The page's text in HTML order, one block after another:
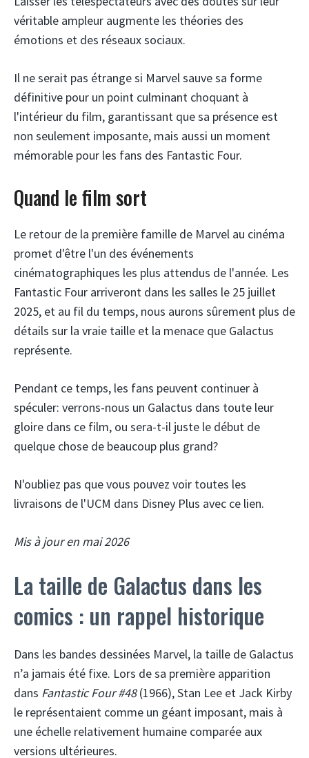
véritable ampleur augmente les théories des
émotions et des réseaux sociaux.
Il ne serait pas étrange si Marvel sauve sa forme
définitive pour un point culminant choquant à
l'intérieur du film, garantissant que sa présence est
non seulement imposante, mais aussi un moment
mémorable pour les fans des Fantastic Four.
Quand le film sort
Le retour de la première famille de Marvel au cinéma
promet d'être l'un des événements
cinématographiques les plus attendus de l'année. Les
Fantastic Four arriveront dans les salles le 25 juillet
2025, et au fil du temps, nous aurons sûrement plus de
détails sur la vraie taille et la menace que Galactus
représente.
Pendant ce temps, les fans peuvent continuer à
spéculer: verrons-nous un Galactus dans toute leur
gloire dans ce film, ou sera-t-il juste le début de
quelque chose de beaucoup plus grand?
N'oubliez pas que vous pouvez voir toutes les
livraisons de l'UCM dans Disney Plus avec ce lien.
Mis à jour en mai 2026
La taille de Galactus dans les
comics : un rappel historique
Dans les bandes dessinées Marvel, la taille de Galactus
n’a jamais été fixe. Lors de sa première apparition
dans Fantastic Four #48(1966), Stan Lee et Jack Kirby
le représentaient comme un géant imposant, mais à
une échelle relativement humaine comparée aux
versions ultérieures.